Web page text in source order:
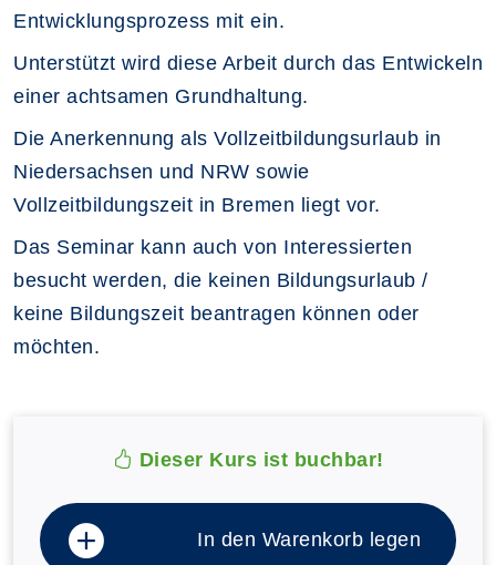
Entwicklungsprozess mit ein.
Unterstützt wird diese Arbeit durch das Entwickeln
einer achtsamen Grundhaltung.
Die Anerkennung als Vollzeitbildungsurlaub in
Niedersachsen und NRW sowie
Vollzeitbildungszeit in Bremen liegt vor.
Das Seminar kann auch von Interessierten
besucht werden, die keinen Bildungsurlaub /
keine Bildungszeit beantragen können oder
möchten.
Dieser Kurs ist buchbar!
In den Warenkorb legen